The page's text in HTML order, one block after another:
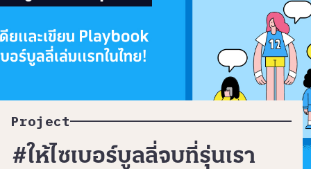
Project
#ให้ไซเบอร์บูลลี่จบที่รุ่นเรา